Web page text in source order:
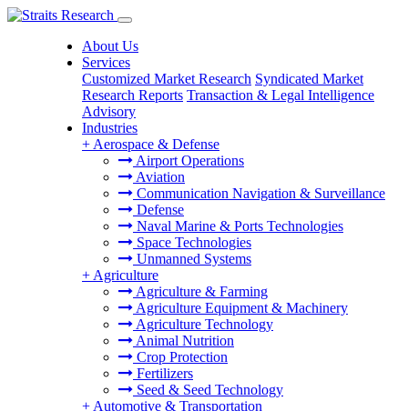
About Us
Services
Customized Market Research Syndicated Market
Research Reports Transaction & Legal Intelligence
Advisory
Industries
+ Aerospace & Defense
Airport Operations
Aviation
Communication Navigation & Surveillance
Defense
Naval Marine & Ports Technologies
Space Technologies
Unmanned Systems
+ Agriculture
Agriculture & Farming
Agriculture Equipment & Machinery
Agriculture Technology
Animal Nutrition
Crop Protection
Fertilizers
Seed & Seed Technology
+ Automotive & Transportation